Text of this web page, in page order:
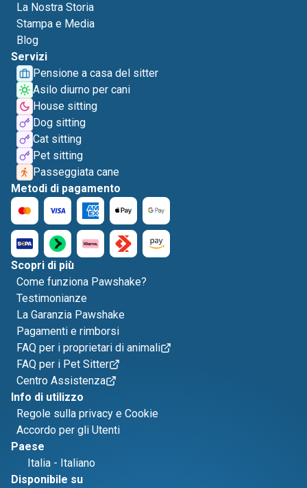
La Nostra Storia
Stampa e Media
Blog
Servizi
Pensione a casa del sitter
Asilo diurno per cani
House sitting
Dog sitting
Cat sitting
Pet sitting
Passeggiata cane
Metodi di pagamento
Scopri di più
Come funziona Pawshake?
Testimonianze
La Garanzia Pawshake
Pagamenti e rimborsi
FAQ per i proprietari di animali
FAQ per i Pet Sitter
Centro Assistenza
Info di utilizzo
Regole sulla privacy e Cookie
Accordo per gli Utenti
Paese
Italia - Italiano
Disponibile su